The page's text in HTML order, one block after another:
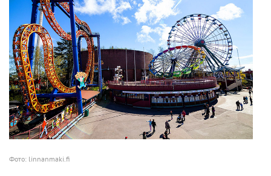
Фото: linnanmaki.fi